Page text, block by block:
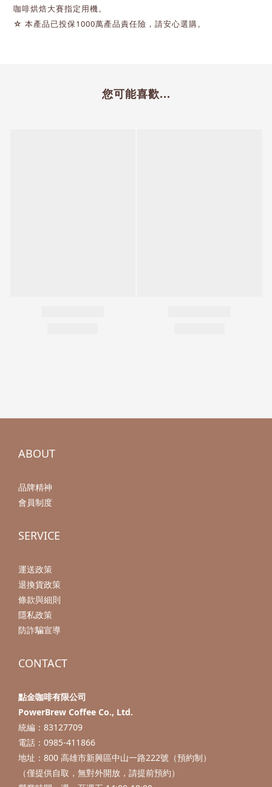
咖啡烘焙大賽指定用機。
☆ 本產品已投保1000萬產品責任險，請安心選購。
您可能喜歡...
ABOUT
品牌精神
會員制度
SERVICE
運送政策
退換貨政策
條款與細則
隱私政策
防詐騙宣導
CONTACT
點金咖啡有限公司
PowerBrew Coffee Co., Ltd.
統編：83127709
電話：0985-411866
地址：800 高雄市新興區中山一路222號（預約制）
（僅提供自取，無對外開放，請提前預約）